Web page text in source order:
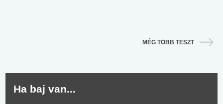
MÉG TÖBB TESZT
Ha baj van...